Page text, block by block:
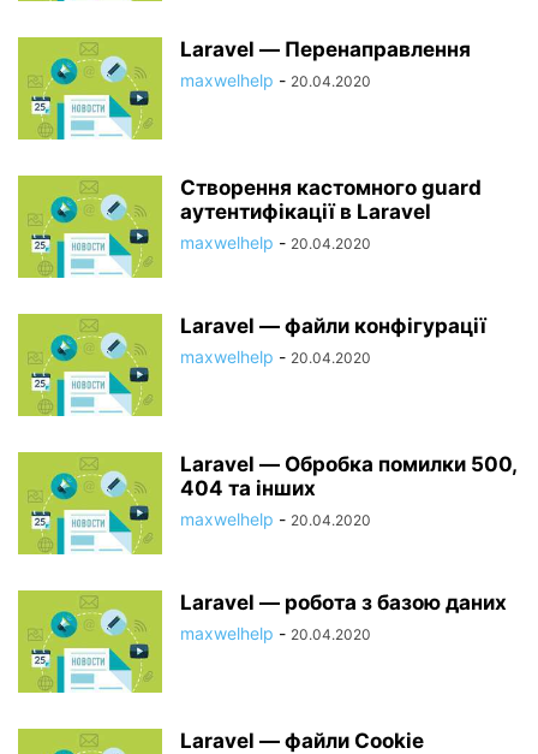
Laravel — Перенаправлення
maxwelhelp - 20.04.2020
Створення кастомного guard
аутентифікації в Laravel
maxwelhelp - 20.04.2020
Laravel — файли конфігурації
maxwelhelp - 20.04.2020
Laravel — Обробка помилки 500,
404 та інших
maxwelhelp - 20.04.2020
Laravel — робота з базою даних
maxwelhelp - 20.04.2020
Laravel — файли Cookie